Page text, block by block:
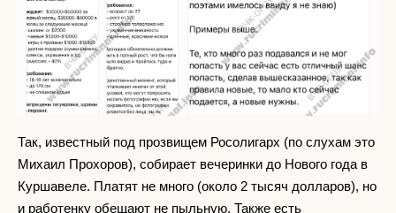
Так, известный под прозвищем Росолигарх (по слухам это
Михаил Прохоров), собирает вечеринки до Нового года в
Куршавеле. Платят не много (около 2 тысяч долларов), но
и работенку обещают не пыльную. Также есть